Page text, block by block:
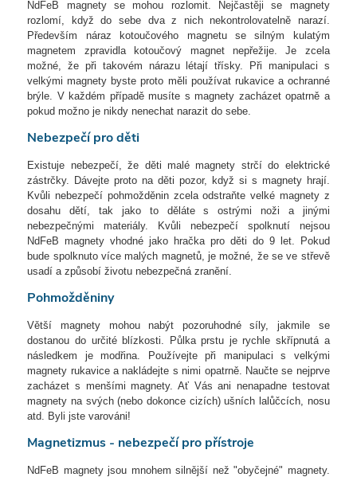
NdFeB magnety se mohou rozlomit. Nejčastěji se magnety
rozlomí, když do sebe dva z nich nekontrolovatelně narazí.
Především náraz kotoučového magnetu se silným kulatým
magnetem zpravidla kotoučový magnet nepřežije. Je zcela
možné, že při takovém nárazu létají třísky. Při manipulaci s
velkými magnety byste proto měli používat rukavice a ochranné
brýle. V každém případě musíte s magnety zacházet opatrně a
pokud možno je nikdy nenechat narazit do sebe.
Nebezpečí pro děti
Existuje nebezpečí, že děti malé magnety strčí do elektrické
zástrčky. Dávejte proto na děti pozor, když si s magnety hrají.
Kvůli nebezpečí pohmožděnin zcela odstraňte velké magnety z
dosahu dětí, tak jako to děláte s ostrými noži a jinými
nebezpečnými materiály. Kvůli nebezpečí spolknutí nejsou
NdFeB magnety vhodné jako hračka pro děti do 9 let. Pokud
bude spolknuto více malých magnetů, je možné, že se ve střevě
usadí a způsobí životu nebezpečná zranění.
Pohmožděniny
Větší magnety mohou nabýt pozoruhodné síly, jakmile se
dostanou do určité blízkosti. Půlka prstu je rychle skřípnutá a
následkem je modřina. Používejte při manipulaci s velkými
magnety rukavice a nakládejte s nimi opatrně. Naučte se nejprve
zacházet s menšími magnety. Ať Vás ani nenapadne testovat
magnety na svých (nebo dokonce cizích) ušních lalůčcích, nosu
atd. Byli jste varováni!
Magnetizmus - nebezpečí pro přístroje
NdFeB magnety jsou mnohem silnější než "obyčejné" magnety.